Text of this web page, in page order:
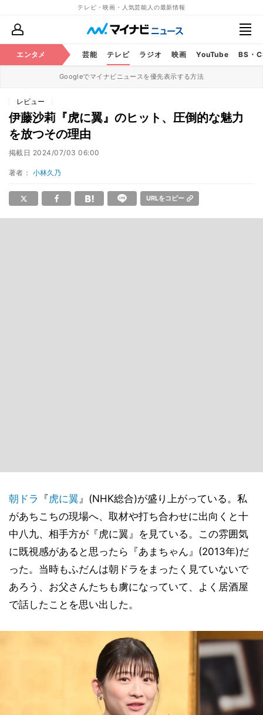
テレビ・映画・人気芸能人の最新情報
エンタメ 芸能 テレビ ラジオ 映画 YouTube BS・
Googleでマイナビニュースを優先表示する方法
レビュー
伊藤沙莉『虎に翼』のヒット、圧倒的な魅力
を放つその理由
掲載日 2024/07/03 06:00
著者： 小林久乃
URLをコピー
朝ドラ 『虎に翼』(NHK総合)が盛り上がっている。私
があちこちの現場へ、取材や打ち合わせに出向くと十
中八九、相手方が『虎に翼』を見ている。この雰囲気
に既視感があると思ったら『あまちゃん』(2013年)だ
った。当時もふだんは朝ドラをまったく見ていないで
あろう、お父さんたちも虜になっていて、よく居酒屋
で話したことを思い出した。